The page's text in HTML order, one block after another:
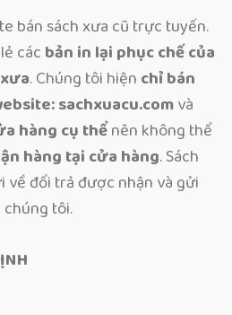
bán sách xưa cũ trực tuyến.
các bản in lại phục chế của
. Chúng tôi hiện chỉ bán
sachxuacu.comvà
hàng cụ thểnên không thể
hàng tại cửa hàng. Sách
về đổi trả được nhận và gửi
tôi.